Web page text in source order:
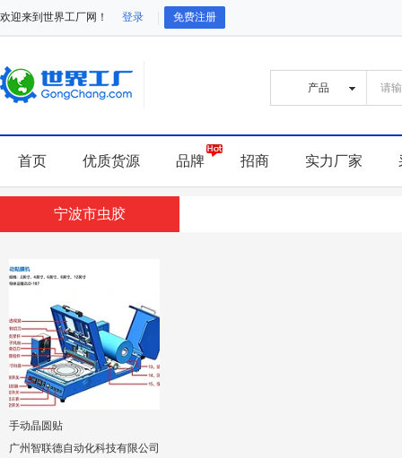
欢迎来到世界工厂网！ 登录 免费注册
首页 优质货源 品牌 招商 实力厂家
宁波市虫胶
手动晶圆贴
广州智联德自动化科技有限公司